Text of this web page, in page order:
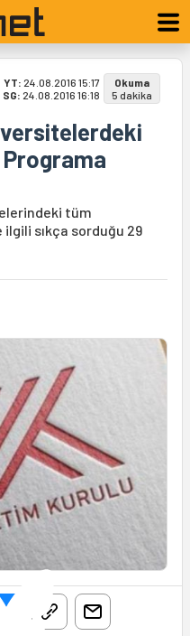
YT: 24.08.2016 15:17
SG: 24.08.2016 16:18
Okuma
5 dakika
tüm
sıkça sorduğu 29